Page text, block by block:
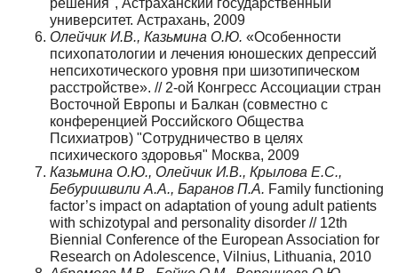
университет. Астрахань, 2009
Олейчик И.В., Казьмина О.Ю. «Особенности
психопатологии и лечения юношеских депрессий
непсихотического уровня при шизотипическом
расстройстве». // 2-ой Конгресс Ассоциации стран
Восточной Европы и Балкан (совместно с
конференцией Российского Общества
Психиатров) "Сотрудничество в целях
психического здоровья" Москва, 2009
Казьмина О.Ю., Олейчик И.В., Крылова Е.С.,
Бебуришвили А.А., Баранов П.А. Family functioning
factor’s impact on adaptation of young adult patients
with schizotypal and personality disorder // 12th
Biennial Conference of the European Association for
Research on Adolescence, Vilnius, Lithuania, 2010